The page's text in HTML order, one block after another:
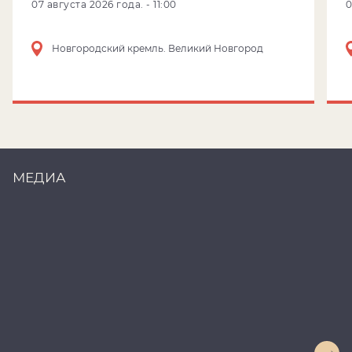
07 августа 2026 года. - 11:00
Новгородский кремль. Великий Новгород
МЕДИА